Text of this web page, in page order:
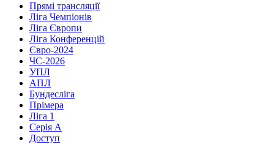
Прямі трансляції
Ліга Чемпіонів
Ліга Європи
Ліга Конференцій
Євро-2024
ЧС-2026
УПЛ
АПЛ
Бундесліга
Прімера
Ліга 1
Серія А
Доступ